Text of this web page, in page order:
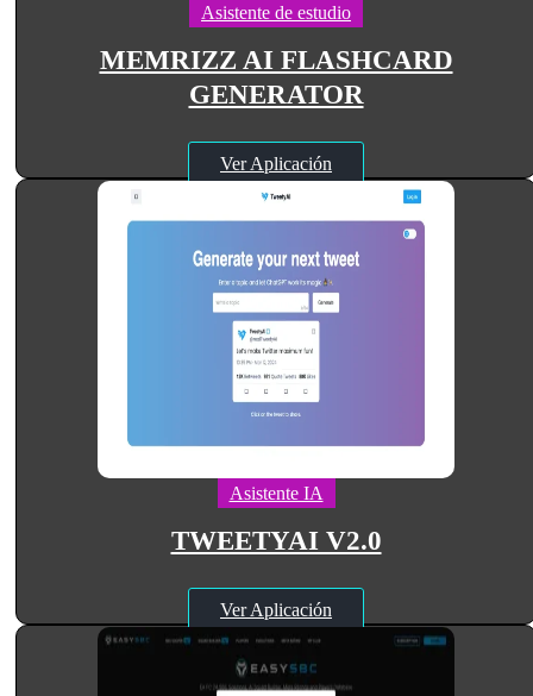
Asistente de estudio
MEMRIZZ AI FLASHCARD
GENERATOR
Ver Aplicación
Asistente IA
TWEETYAI V2.0
Ver Aplicación